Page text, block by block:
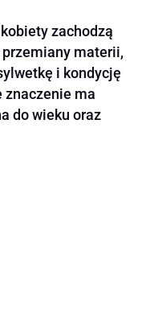
zachodzą
materii,
i kondycję
znaczenie ma
do wieku oraz